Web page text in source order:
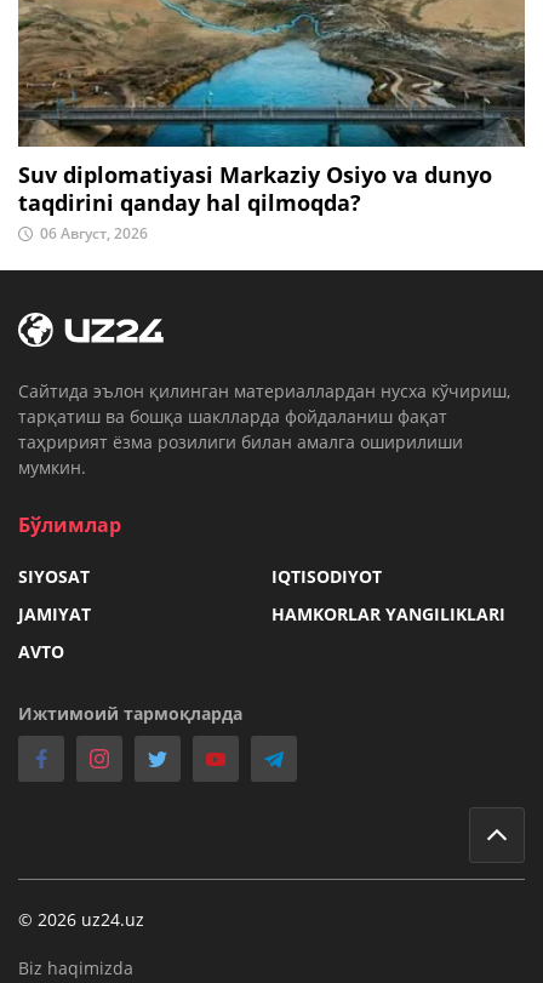
Suv diplomatiyasi Markaziy Osiyo va dunyo
taqdirini qanday hal qilmoqda?
06 Август, 2026
Cайтида эълон қилинган материаллардан нусха кўчириш,
тарқатиш ва бошқа шаклларда фойдаланиш фақат
таҳририят ёзма розилиги билан амалга оширилиши
мумкин.
Бўлимлар
SIYOSAT
IQTISODIYOT
JAMIYAT
HAMKORLAR YANGILIKLARI
AVTO
Ижтимоий тармоқларда
© 2026 uz24.uz
Biz haqimizda